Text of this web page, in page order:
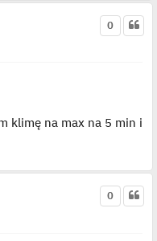
0
klimę na max na 5 min i
0